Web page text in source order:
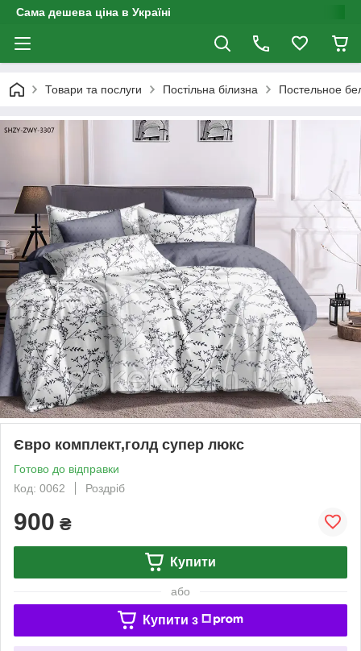
Сама дешева ціна в Україні
Товари та послуги Постільна білизна Постельное
Євро комплект,голд супер люкс
Готово до відправки
Код: 0062
Роздріб
900 ₴
Купити
або
Купити з